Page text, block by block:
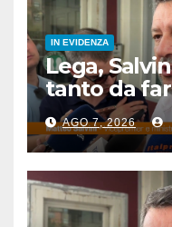
IN EVIDENZA
Lega,
tanto da
per litigare”
AGO 7, 2026